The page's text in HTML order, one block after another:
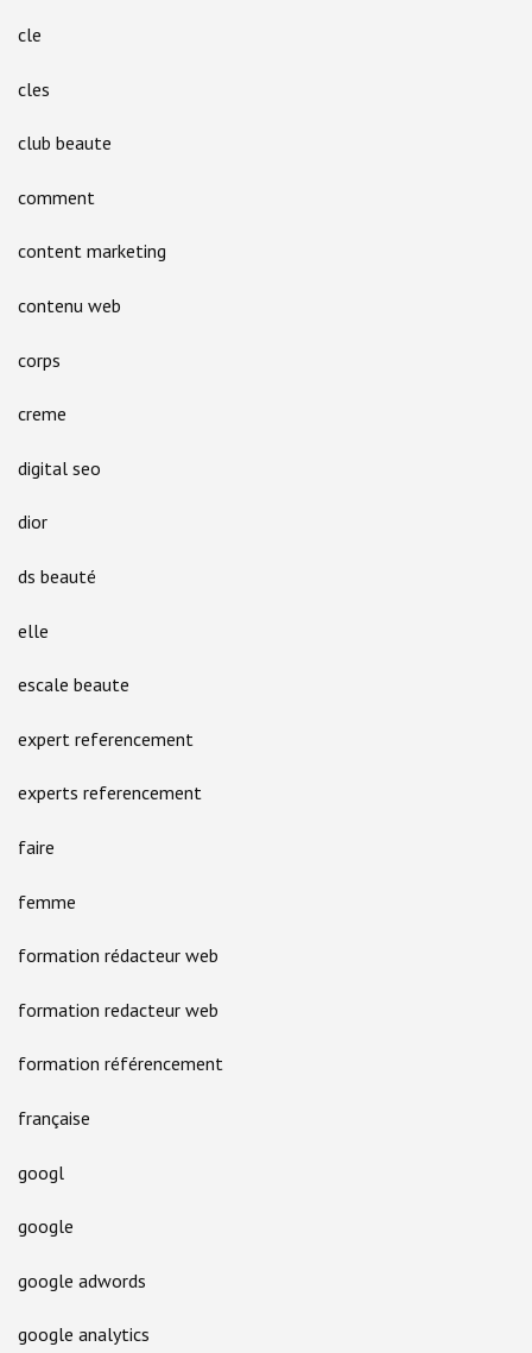
cle
cles
club beaute
comment
content marketing
contenu web
corps
creme
digital seo
dior
ds beauté
elle
escale beaute
expert referencement
experts referencement
faire
femme
formation rédacteur web
formation redacteur web
formation référencement
française
googl
google
google adwords
google analytics